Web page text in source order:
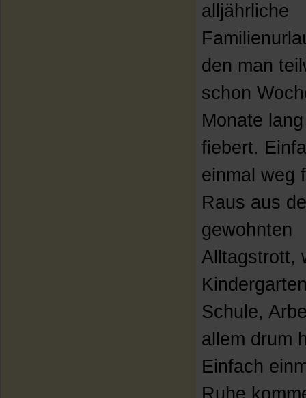
alljährliche
den man
schon
Monate
fiebert.
einmal weg
Raus aus
gewohnten
Alltagstrott,
Schule,
allem drum
Einfach
Ruhe